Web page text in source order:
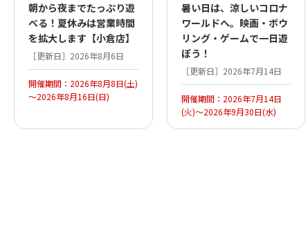
朝から夜までたっぷり遊
べる！夏休みは営業時間
を拡大します【小倉店】
［更新日］2026年8月6日
開催期間：2026年8月8日(土)
～2026年8月16日(日)
暑い日は、涼しいコロナ
ワールドへ。映画・ボウ
リング・ゲームで一日遊
ぼう！
［更新日］2026年7月14日
開催期間：2026年7月14日
(火)～2026年9月30日(水)